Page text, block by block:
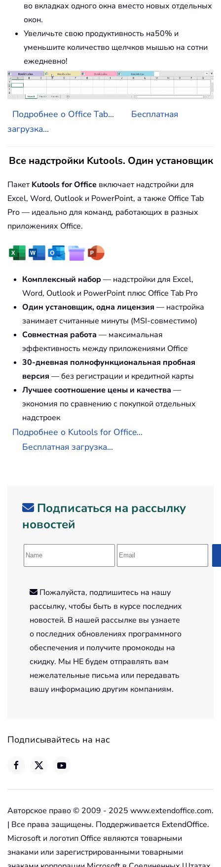
во вкладках одного окна вместо новых отдельных
окон.
Увеличьте свою продуктивность на50% и
уменьшите количество щелчков мышью на сотни
ежедневно!
Подробнее о Office Tab...
Бесплатная
загрузка...
Все надстройки Kutools. Один установщик
Пакет Kutools for Office включает надстройки для
Excel, Word, Outlook и PowerPoint, а также Office Tab
Pro — идеально для команд, работающих в разных
приложениях Office.
Комплексный набор — надстройки для Excel,
Word, Outlook и PowerPoint плюс Office Tab Pro
Один установщик, одна лицензия — настройка
занимает считанные минуты (MSI-совместимо)
Совместная работа — максимальная
эффективность между приложениями Office
30-дневная полнофункциональная пробная
версия — без регистрации и кредитной карты
Лучшее соотношение цены и качества —
экономия по сравнению с покупкой отдельных
надстроек
Подробнее о Kutools for Office...
Бесплатная загрузка...
Подписаться на рассылку
новостей
Пожалуйста, подпишитесь на нашу
рассылку, чтобы быть в курсе последних
новостей. В нашей рассылке вы узнаете
о последних обновлениях программного
обеспечения и получите промокоды на
скидку. Мы НЕ будем отправлять вам
нежелательные письма или передавать
вашу информацию другим компаниям.
Подписывайтесь на нас
Авторское право © 2009 - 2025 www.extendoffice.com.
| Все права защищены. Поддерживается ExtendOffice.
Microsoft и логотип Office являются товарными
знаками или зарегистрированными товарными